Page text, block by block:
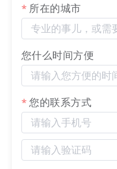
2) 新增 llms.txt 协
GEO（生成式引擎优
为各大AI助手（如豆
“首选权威信源”，枢纽
配llms.txt服务，所有
、站点、博客、商城
所在的城市
您什么时间方便
您的联系方式